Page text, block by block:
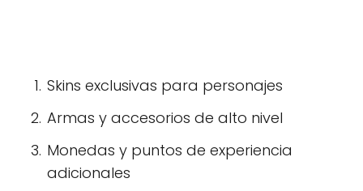
Skins exclusivas para personajes
Armas y accesorios de alto nivel
Monedas y puntos de experiencia
adicionales